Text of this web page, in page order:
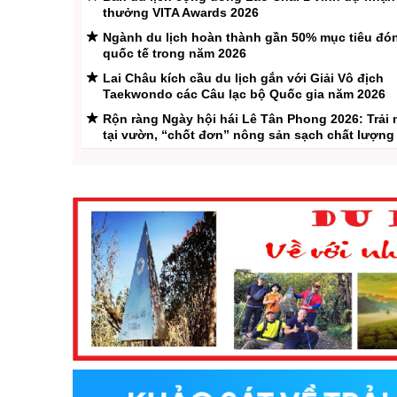
trường du lịch ngày
tranh. Kết quả này
thưởng VITA Awards 2026
Ngành du lịch hoàn thành gần 50% mục tiêu
quốc tế trong năm 2026
Lai Châu kích cầu du lịch gắn với Giải Vô địch
Taekwondo các Câu lạc bộ Quốc gia năm 2026
Rộn ràng Ngày hội hái Lê Tân Phong 2026: Trải
tại vườn, “chốt đơn” nông sản sạch chất lượng
Mũi đột phá chiến lược thay đổi vị thế địa kinh
Châu
Lai Châu - Đánh thức đam mê khám phá
Phìn Ngan Lao Chải – “ban công ngắm mây”
núi Lai Châu
Lễ công bố Giải thưởng Du lịch Việt Nam năm
du lịch cộng đồng tốt nhất” đối với bản du lịch
đồng Sin Suối Hồ
Pu Sam Cáp điểm đến du lịch hấp dẫn
Tân Phong mùa lê ngọt